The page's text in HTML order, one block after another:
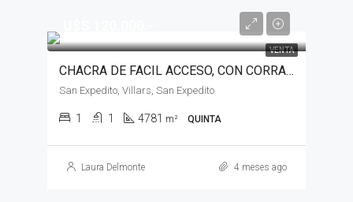
VENTA
CHACRA DE FACIL ACCESO, CON CORRALES PARA ANIMALES EN VENTA, VILLARS
San Expedito, Villars, San Expedito
1 1 4781 m² QUINTA
Laura Delmonte 4 meses ago